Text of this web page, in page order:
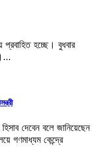
প্রবাহিত হচ্ছে। বুধবার
হিসাব দেবেন বলে জানিয়েছেন
গণমাধ্যম কেন্দ্রে